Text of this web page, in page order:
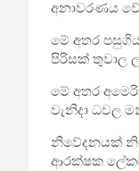
අනාවරණය
මේ අතර
පිරිසක් තුවාල
මේ අතර
වැනිදා ධවල
නිවේදනයක්
ආරක්ෂක